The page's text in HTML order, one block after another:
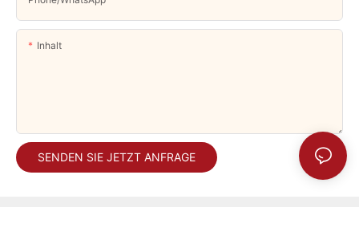
Inhalt
SENDEN SIE JETZT ANFRAGE